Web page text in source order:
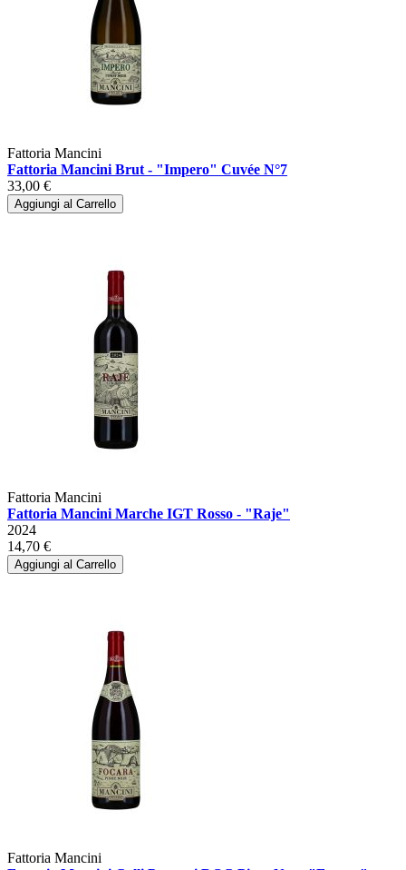
Fattoria Mancini
Fattoria Mancini Brut - "Impero" Cuvée N°7
33,00 €
Aggiungi al Carrello
Fattoria Mancini
Fattoria Mancini Marche IGT Rosso - "Raje"
2024
14,70 €
Aggiungi al Carrello
Fattoria Mancini